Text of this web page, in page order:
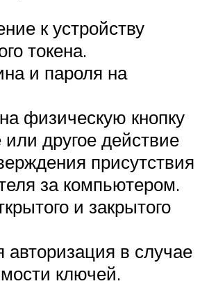
к устройству
токена.
и пароля на
физическую кнопку
или другое действие
присутствия
за компьютером.
и закрытого
авторизация в случае
ключей.